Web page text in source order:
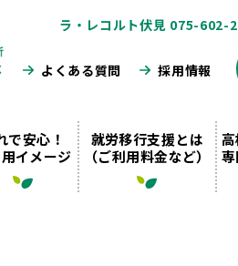
ラ・レコルト伏見 075-602-
よくある質問 採用情報
で安心！
イメージ
就労移行支援とは
（ご利用料金など）